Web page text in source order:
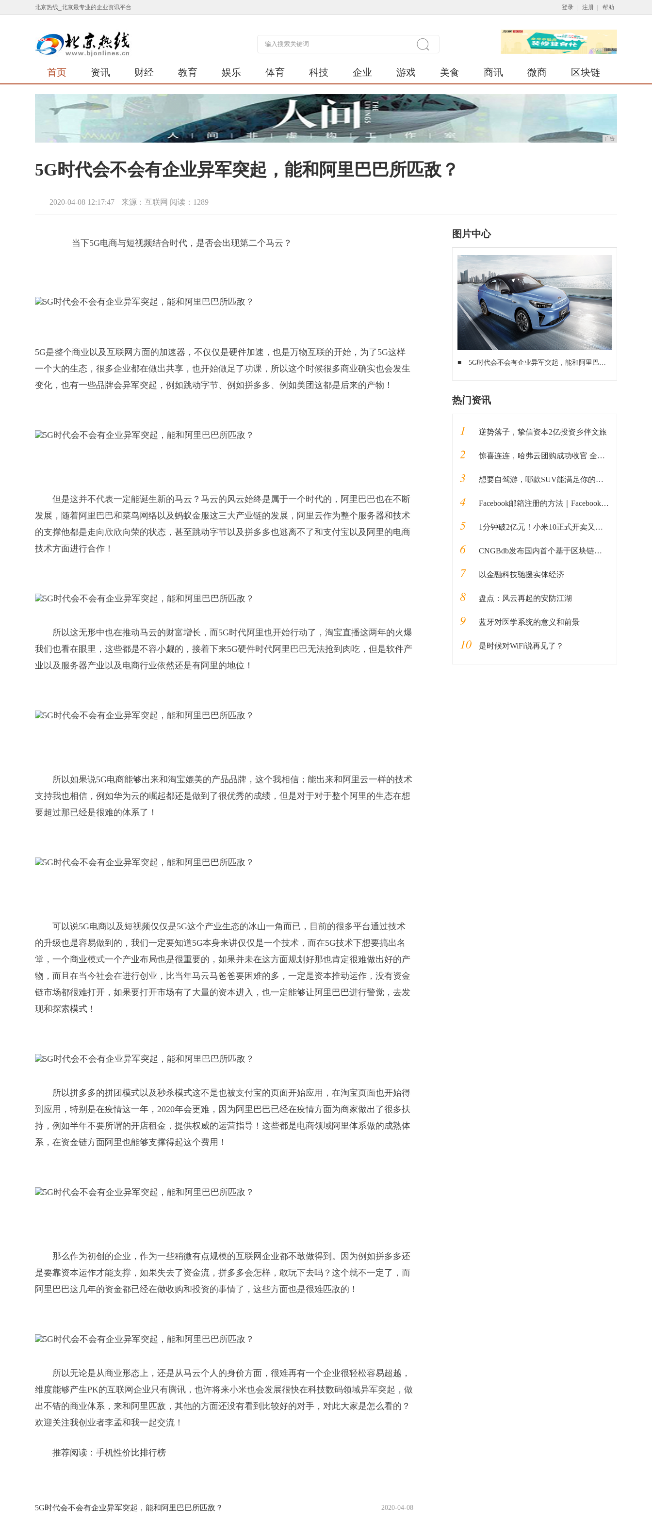
北京热线_北京最专业的企业资讯平台 登录 注册 帮助
首页 资讯 财经 教育 娱乐 体育 科技 企业 游戏 美食 商讯 微商 区块链
广告
5G时代会不会有企业异军突起，能和阿里巴巴所匹敌？
2020-04-08 12:17:47 来源：互联网 阅读：1289
当下5G电商与短视频结合时代，是否会出现第二个马云？
5G是整个商业以及互联网方面的加速器，不仅仅是硬件加速，也是万物互联的开始，为了5G这样
一个大的生态，很多企业都在做出共享，也开始做足了功课，所以这个时候很多商业确实也会发生
变化，也有一些品牌会异军突起，例如跳动字节、例如拼多多、例如美团这都是后来的产物！
但是这并不代表一定能诞生新的马云？马云的风云始终是属于一个时代的，阿里巴巴也在不断
发展，随着阿里巴巴和菜鸟网络以及蚂蚁金服这三大产业链的发展，阿里云作为整个服务器和技术
的支撑他都是走向欣欣向荣的状态，甚至跳动字节以及拼多多也逃离不了和支付宝以及阿里的电商
技术方面进行合作！
所以这无形中也在推动马云的财富增长，而5G时代阿里也开始行动了，淘宝直播这两年的火爆
我们也看在眼里，这些都是不容小觑的，接着下来5G硬件时代阿里巴巴无法抢到肉吃，但是软件产
业以及服务器产业以及电商行业依然还是有阿里的地位！
所以如果说5G电商能够出来和淘宝媲美的产品品牌，这个我相信；能出来和阿里云一样的技术
支持我也相信，例如华为云的崛起都还是做到了很优秀的成绩，但是对于对于整个阿里的生态在想
要超过那已经是很难的体系了！
可以说5G电商以及短视频仅仅是5G这个产业生态的冰山一角而已，目前的很多平台通过技术
的升级也是容易做到的，我们一定要知道5G本身来讲仅仅是一个技术，而在5G技术下想要搞出名
堂，一个商业模式一个产业布局也是很重要的，如果并未在这方面规划好那也肯定很难做出好的产
物，而且在当今社会在进行创业，比当年马云马爸爸要困难的多，一定是资本推动运作，没有资金
链市场都很难打开，如果要打开市场有了大量的资本进入，也一定能够让阿里巴巴进行警觉，去发
现和探索模式！
所以拼多多的拼团模式以及秒杀模式这不是也被支付宝的页面开始应用，在淘宝页面也开始得
到应用，特别是在疫情这一年，2020年会更难，因为阿里巴巴已经在疫情方面为商家做出了很多扶
持，例如半年不要所谓的开店租金，提供权威的运营指导！这些都是电商领域阿里体系做的成熟体
系，在资金链方面阿里也能够支撑得起这个费用！
那么作为初创的企业，作为一些稍微有点规模的互联网企业都不敢做得到。因为例如拼多多还
是要靠资本运作才能支撑，如果失去了资金流，拼多多会怎样，敢玩下去吗？这个就不一定了，而
阿里巴巴这几年的资金都已经在做收购和投资的事情了，这些方面也是很难匹敌的！
所以无论是从商业形态上，还是从马云个人的身价方面，很难再有一个企业很轻松容易超越，
维度能够产生PK的互联网企业只有腾讯，也许将来小米也会发展很快在科技数码领域异军突起，做
出不错的商业体系，来和阿里匹敌，其他的方面还没有看到比较好的对手，对此大家是怎么看的？
欢迎关注我创业者李孟和我一起交流！
推荐阅读： 手机性价比排行榜
2020-04-08
5G时代会不会有企业异军突起，能和阿里巴巴所匹敌？
图片中心
■ 5G时代会不会有企业异军突起，能和阿里巴巴所匹敌？
热门资讯
1 逆势落子，挚信资本2亿投资乡伴文旅
2 惊喜连连，哈弗云团购成功收官 全民掘金计划接踵而至
3 想要自驾游，哪款SUV能满足你的所有预期？
4 Facebook邮箱注册的方法｜Facebook如何用邮箱注册的教程全解析
5 1分钟破2亿元！小米10正式开卖又售罄，雷军惯例被质疑“耍猴”
6 CNGBdb发布国内首个基于区块链和安全多方计算的新冠病毒基因组分析平台
7 以金融科技驰援实体经济
8 盘点：风云再起的安防江湖
9 蓝牙对医学系统的意义和前景
10 是时候对WiFi说再见了？